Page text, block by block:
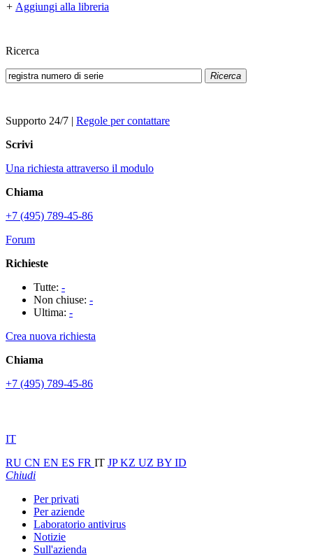
+ Aggiungi alla libreria
Ricerca
Ricerca
Supporto 24/7 | Regole per contattare
Scrivi
Una richiesta attraverso il modulo
Chiama
+7 (495) 789-45-86
Forum
Richieste
Tutte: -
Non chiuse: -
Ultima: -
Crea nuova richiesta
Chiama
+7 (495) 789-45-86
IT
RU CN EN ES FR IT JPKZ UZ BY ID
Chiudi
Per privati
Per aziende
Laboratorio antivirus
Notizie
Sull'azienda